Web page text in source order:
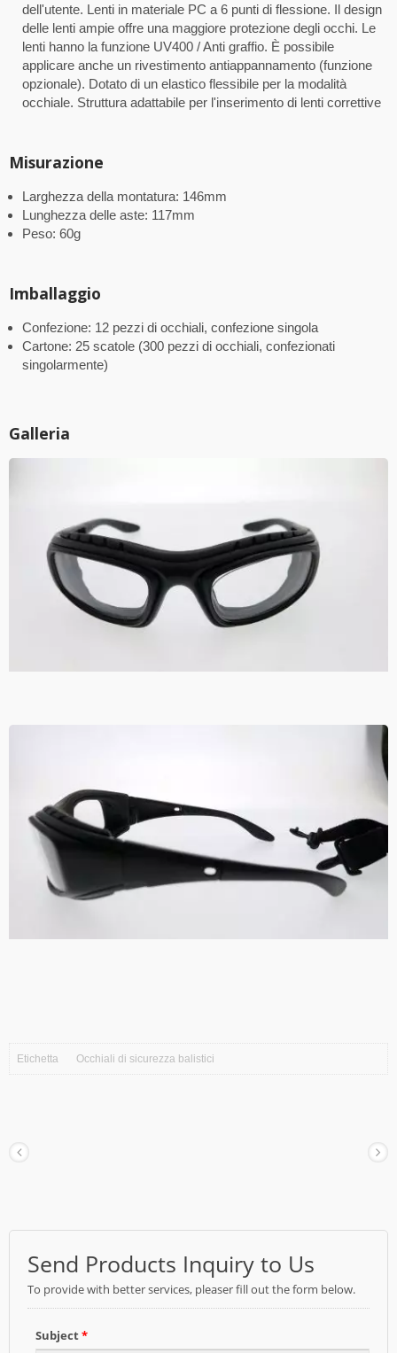
dell'utente. Lenti in materiale PC a 6 punti di flessione. Il design
delle lenti ampie offre una maggiore protezione degli occhi. Le
lenti hanno la funzione UV400 / Anti graffio. È possibile
applicare anche un rivestimento antiappannamento (funzione
opzionale). Dotato di un elastico flessibile per la modalità
occhiale. Struttura adattabile per l'inserimento di lenti correttive
Misurazione
Larghezza della montatura: 146mm
Lunghezza delle aste: 117mm
Peso: 60g
Imballaggio
Confezione: 12 pezzi di occhiali, confezione singola
Cartone: 25 scatole (300 pezzi di occhiali, confezionati
singolarmente)
Galleria
Etichetta Occhiali di sicurezza balistici